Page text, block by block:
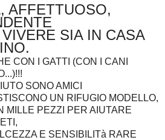
AFFETTUOSO,
SIA IN CASA
CON I GATTI (CON I CANI
SONO AMICI
UN RIFUGIO MODELLO,
MILLE PEZZI PER AIUTARE
E SENSIBILITà RARE